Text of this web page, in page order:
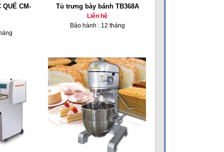
QUẾ CM- Tủ trưng bày bánh TB368A
Liên hệ
Bảo hành : 12 tháng